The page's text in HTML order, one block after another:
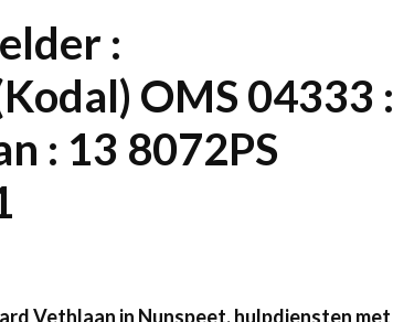
:
OMS 04333 :
: 13 8072PS
Vethlaan in Nunspeet, hulpdiensten met